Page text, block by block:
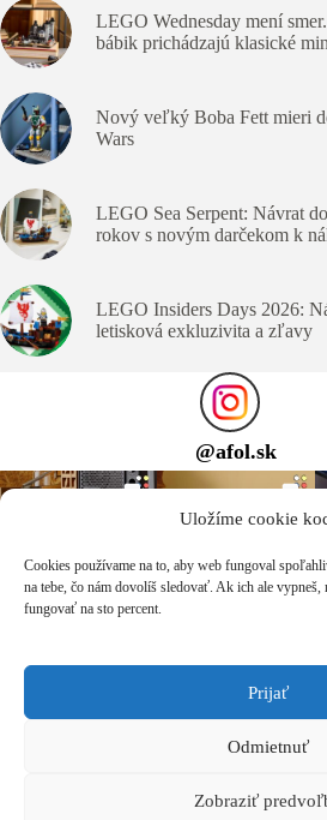
Uložíme cookie
Cookies používame na to, aby web fungoval
na tebe, čo nám dovolíš sledovať. Ak ich ale vypneš,
fungovať na sto percent.
Prijať
Odmietnuť
Zobraziť
LEGO Wednesday mení
bábik prichádzajú klasické
Nový veľký Boba Fett mieri
Wars
LEGO Sea Serpent: Návrat
rokov s novým darčekom k
LEGO Insiders Days 2026:
letisková exkluzivita a zľavy
@afol.sk
Sleduj ma na Instagrame
túto stránku nesponzoruje,